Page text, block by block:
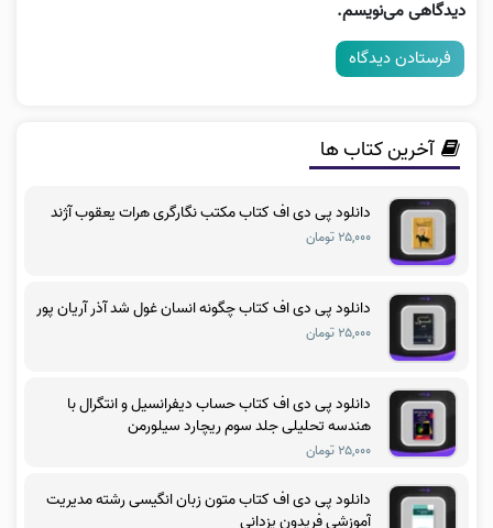
دیدگاهی می‌نویسم.
آخرین کتاب ها
دانلود پی دی اف کتاب مکتب نگارگری هرات یعقوب آژند
۲۵,۰۰۰ تومان
دانلود پی دی اف کتاب چگونه انسان غول شد آذر آریان پور
۲۵,۰۰۰ تومان
دانلود پی دی اف کتاب حساب دیفرانسیل و انتگرال با
هندسه تحلیلی جلد سوم ریچارد سیلورمن
۲۵,۰۰۰ تومان
دانلود پی دی اف کتاب متون زبان انگیسی رشته مدیریت
آموزشی فریدون یزدانی